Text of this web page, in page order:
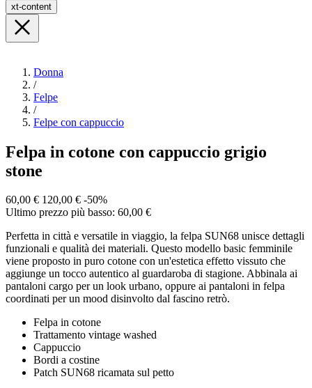
xt-content
Donna
/
Felpe
/
Felpe con cappuccio
Felpa in cotone con cappuccio grigio
stone
60,00 € 120,00 € -50%
Ultimo prezzo più basso: 60,00 €
Perfetta in città e versatile in viaggio, la felpa SUN68 unisce dettagli
funzionali e qualità dei materiali. Questo modello basic femminile
viene proposto in puro cotone con un'estetica effetto vissuto che
aggiunge un tocco autentico al guardaroba di stagione. Abbinala ai
pantaloni cargo per un look urbano, oppure ai pantaloni in felpa
coordinati per un mood disinvolto dal fascino retrò.
Felpa in cotone
Trattamento vintage washed
Cappuccio
Bordi a costine
Patch SUN68 ricamata sul petto